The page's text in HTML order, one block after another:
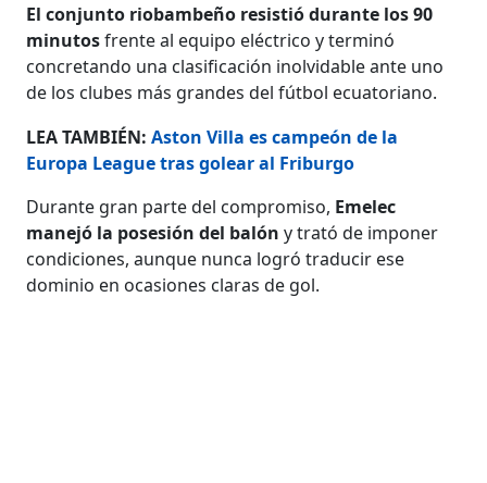
El conjunto riobambeño resistió durante los 90
minutosfrente al equipo eléctrico y terminó
concretando una clasificación inolvidable ante uno
de los clubes más grandes del fútbol ecuatoriano.
LEA TAMBIÉN:Aston Villa es campeón de la
Europa League tras golear al Friburgo
Durante gran parte del compromiso, Emelec
manejó la posesión del balón y trató de imponer
condiciones, aunque nunca logró traducir ese
dominio en ocasiones claras de gol.